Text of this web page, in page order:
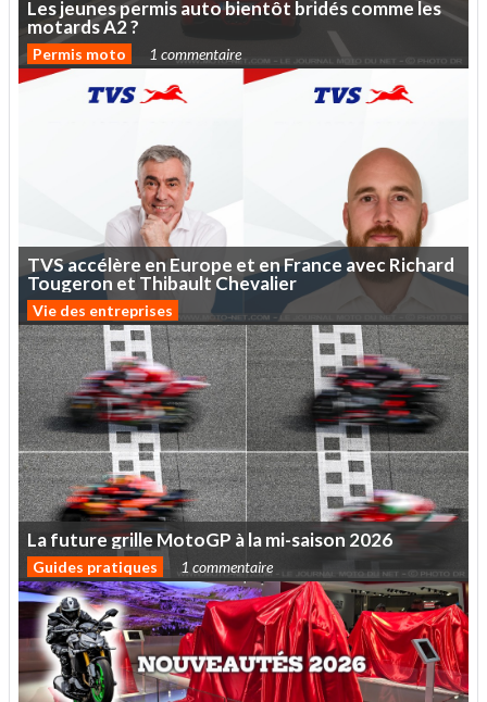
Lesjeunespermisautobientôt bridéscommeles
motardsA2?
Permis moto 1 commentaire
TVSaccélère enEurope et enFrance avecRichard
Tougeron et Thibault Chevalier
Vie des entreprises
Lafuturegrille MotoGP àlami-saison 2026
Guides pratiques 1 commentaire